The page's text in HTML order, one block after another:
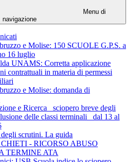
Menu di
navigazione
e Molise: 150 SCUOLE G.P.S. a
16 luglio
UNAMS: Corretta applicazione
contrattuali in materia di permessi
e Molise: domanda di
e Ricerca_ sciopero breve degli
delle classi terminali_ dal 13 al
scrutini. La guida
- RICORSO ABUSO
TERMINE ATA